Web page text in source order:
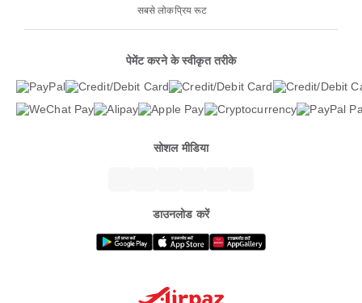
सबसे लोकप्रिय रूट
पेमेंट करने के स्वीकृत तरीके
सोशल मीडिया
डाउनलोड करें